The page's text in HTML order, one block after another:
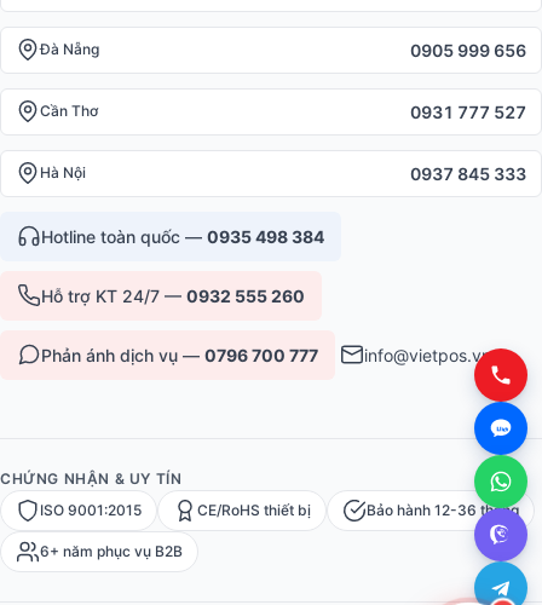
Đà Nẵng 0905 999 656
Cần Thơ 0931 777 527
Hà Nội 0937 845 333
Hotline toàn quốc — 0935 498 384
Hỗ trợ KT 24/7 — 0932 555 260
Phản ánh dịch vụ — 0796 700 777 info@vietpos.vn
CHỨNG NHẬN & UY TÍN
ISO 9001:2015
CE/RoHS thiết bị Bảo hành 12-36 tháng
6+ năm phục vụ B2B